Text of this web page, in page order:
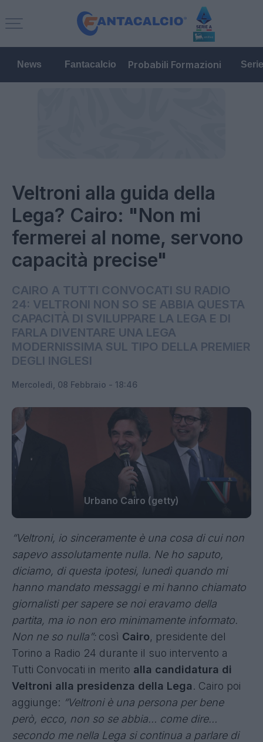
News Fantacalcio Probabili Formazioni
Veltroni alla guida della
Lega? Cairo: "Non mi
fermerei al nome, servono
capacità precise"
CAIRO A TUTTI CONVOCATI SU RADIO
24: VELTRONI NON SO SE ABBIA QUESTA
CAPACITÀ DI SVILUPPARE LA LEGA E DI
FARLA DIVENTARE UNA LEGA
MODERNISSIMA SUL TIPO DELLA PREMIER
DEGLI INGLESI
Mercoledì, 08 Febbraio - 18:46
Urbano Cairo (getty)
“Veltroni, io sinceramente è una cosa di cui non
sapevo assolutamente nulla. Ne ho saputo,
diciamo, di questa ipotesi, lunedì quando mi
hanno mandato messaggi e mi hanno chiamato
giornalisti per sapere se noi eravamo della
partita, ma io non ero minimamente informato.
Non ne so nulla”:così Cairo, presidente del
Torino a Radio 24 durante il suo intervento a
Tutti Convocati in merito alla candidatura di
Veltroni alla presidenza della Lega. Cairo poi
aggiunge: “Veltroni è una persona per bene
però, ecco, non so se abbia… come dire…
secondo me nella Lega si continua a parlare di